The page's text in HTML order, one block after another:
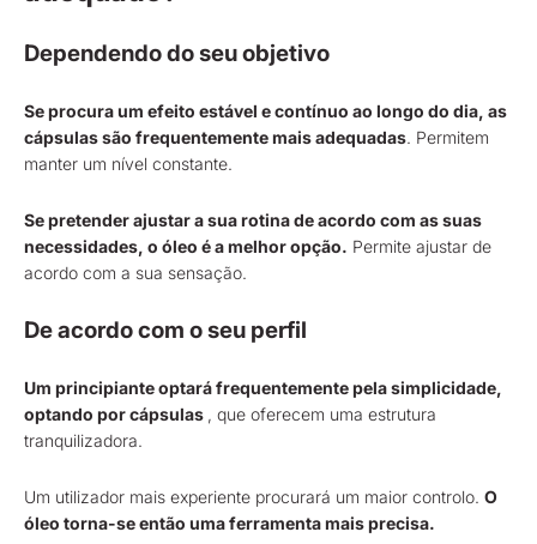
Dependendo do seu objetivo
Se procura um efeito estável e contínuo ao longo do dia, as
cápsulas são frequentemente mais adequadas. Permitem
manter um nível constante.
Se pretender ajustar a sua rotina de acordo com as suas
necessidades, o óleo é a melhor opção. Permite ajustar de
acordo com a sua sensação.
De acordo com o seu perfil
Um principiante optará frequentemente pela simplicidade,
optando por cápsulas , que oferecem uma estrutura
tranquilizadora.
Um utilizador mais experiente procurará um maior controlo. O
óleo torna-se então uma ferramenta mais precisa.